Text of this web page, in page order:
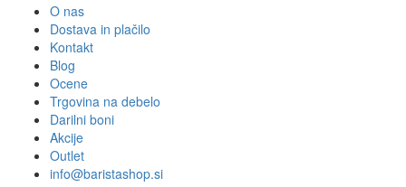
O nas
Dostava in plačilo
Kontakt
Blog
Ocene
Trgovina na debelo
Darilni boni
Akcije
Outlet
info@baristashop.si